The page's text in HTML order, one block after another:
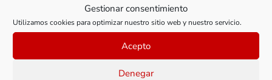
Gestionar consentimiento
Utilizamos cookies para optimizar nuestro sitio web y nuestro servicio.
Acepto
Denegar
Recuerda que todos los suscriptores pueden
aseguraremos de ir creando los cursos que más te